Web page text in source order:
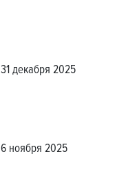
31 декабря 2025
6 ноября 2025